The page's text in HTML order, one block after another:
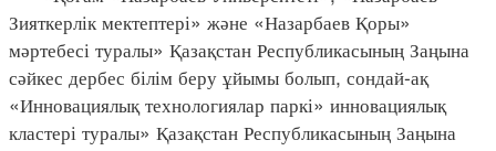
Зияткерлік мектептері» және «Назарбаев Қоры»
мәртебесі туралы» Қазақстан Республикасының Заңына
сәйкес дербес білім беру ұйымы болып, сондай-ақ
«Инновациялық технологиялар паркі» инновациялық
кластері туралы» Қазақстан Республикасының Заңына